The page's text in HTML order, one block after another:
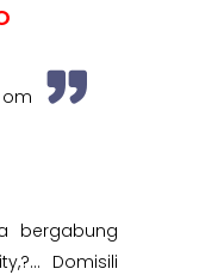
bergabung
Domisili